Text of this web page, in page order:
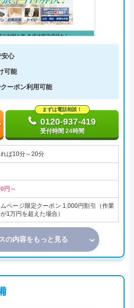
安心
可能
ーポン利用可能
まずは電話相談！
0120-937-419
受付時間 24時間
ば10分～20分
円～
ページ限定クーポン 1,000円割引（作業
1万円を超えた場合）
の内容をもっと見る